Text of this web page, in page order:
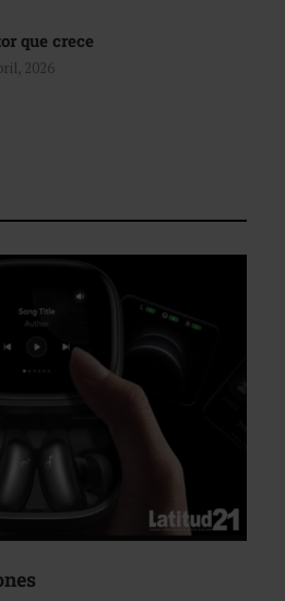
que crece
2026